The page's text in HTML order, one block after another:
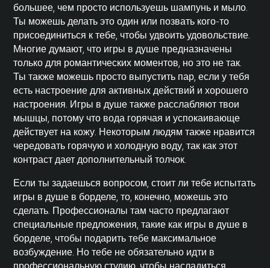
большее, чем просто используешь шампунь и мыло.
Ты можешь делать это один или позвать кого-то
присоединиться к тебе, чтобы удвоить удовольствие.
Многие думают, что игры в душе предназначены
только для романтических моментов, но это не так.
Ты также можешь просто выпустить пар, если у тебя
есть настроение для активных действий и хорошего
настроения. Игры в душе также расслабляют твои
мышцы, потому что вода горячая и успокаивающе
действует на кожу. Некоторым людям также нравится
чередовать горячую и холодную воду, так как этот
контраст дает дополнительный толчок.
Если ты задаешься вопросом, стоит ли тебе испытать
игры в душе в борделе, то, конечно, можешь это
сделать. Профессионалы там часто предлагают
специальные предложения, такие как игры в душе в
борделе, чтобы подарить тебе максимальное
возбуждение. Но тебе не обязательно идти в
профессиональную студию, чтобы насладиться